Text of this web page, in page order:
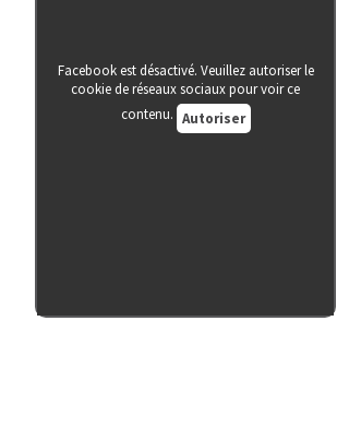
Facebook est désactivé. Veuillez autoriser le
cookie de réseaux sociaux pour voir ce
contenu. Autoriser